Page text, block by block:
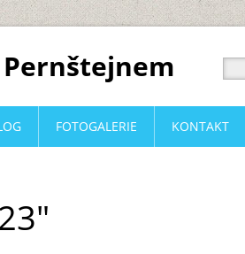
FOTOGALERIE KONTAKT